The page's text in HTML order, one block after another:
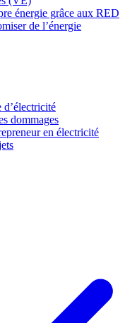
énergie grâce aux RED
de l’énergie
d’électricité
dommages
en électricité